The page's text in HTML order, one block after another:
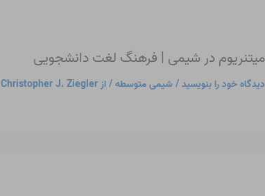
میتنریوم در شیمی | فرهنگ لغت دانشجویی
دیدگاه‌ خود را بنویسید/ شیمی متوسطه/ از Christopher J. Ziegler